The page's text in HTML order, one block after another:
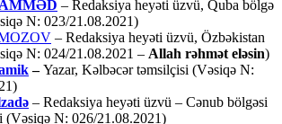
– Redaksiya heyəti üzvü, Quba bölgə
N: 023/21.08.2021)
– Redaksiya heyəti üzvü, Özbəkistan
N: 024/21.08.2021 – Allah rəhmət eləsin)
–Yazar, Kəlbəcər təmsilçisi (Vəsiqə N:
– Redaksiya heyəti üzvü – Cənub bölgəsi
(Vəsiqə N: 026/21.08.2021)